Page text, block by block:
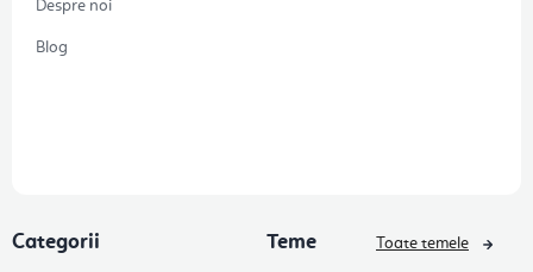
Despre noi
Blog
Categorii Teme Toate temele